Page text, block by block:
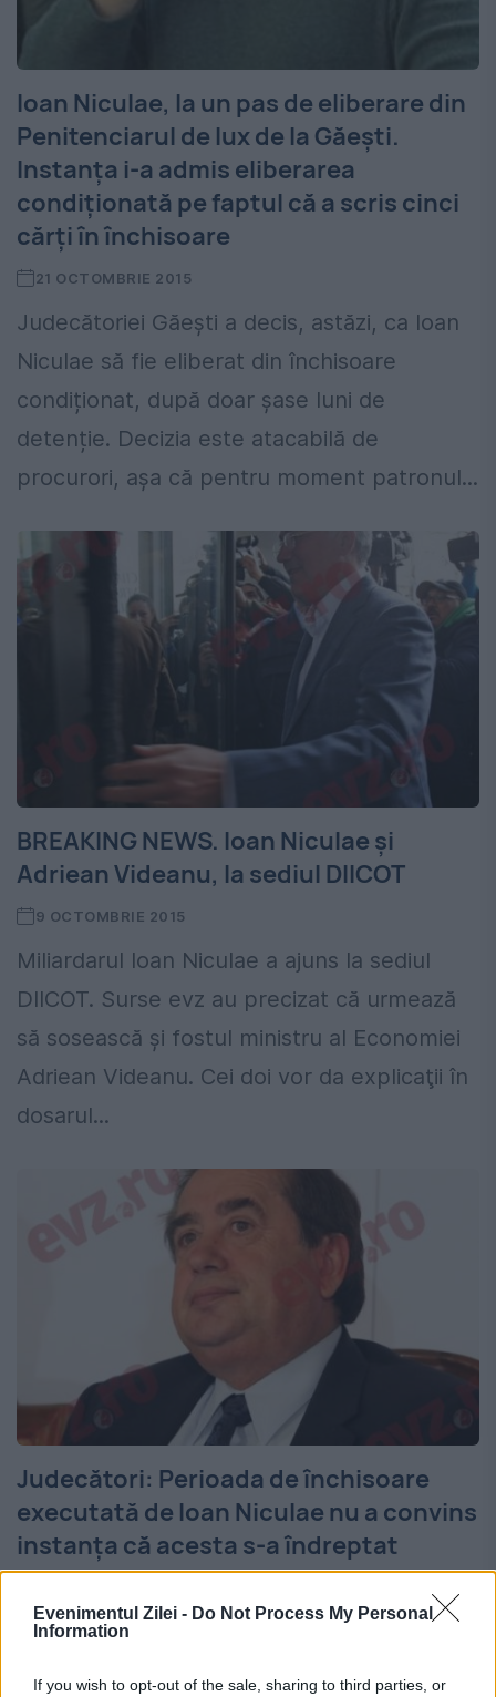
Evenimentul Zilei - Do Not Process My Personal
Information
If you wish to opt-out of the sale, sharing to third parties, or
Ioan Niculae, la un pas de eliberare din
Penitenciarul de lux de la Găești.
Instanța i-a admis eliberarea
condiționată pe faptul că a scris cinci
cărți în închisoare
21 OCTOMBRIE 2015
Judecătoriei Găești a decis, astăzi, ca Ioan
Niculae să fie eliberat din închisoare
condiționat, după doar șase luni de
detenție. Decizia este atacabilă de
procurori, așa că pentru moment patronul...
BREAKING NEWS. Ioan Niculae şi
Adriean Videanu, la sediul DIICOT
9 OCTOMBRIE 2015
Miliardarul Ioan Niculae a ajuns la sediul
DIICOT. Surse evz au precizat că urmează
să sosească şi fostul ministru al Economiei
Adriean Videanu. Cei doi vor da explicaţii în
dosarul...
Judecători: Perioada de închisoare
executată de Ioan Niculae nu a convins
instanţa că acesta s-a îndreptat
Omul de afaceri Ioan Niculae nu a fost